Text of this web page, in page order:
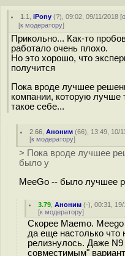
1.1 ,iPony (?), 09:02, 09/11/2018 [
[к модератору]
Прикольно... Как-то
работало очень плохо.
Но это хорошо, что
получится
Пока вроде лучшее
компании, которую лучше
такое себе...
2.66 ,Аноним (66), 13:49, 10/
[к модератору]
> Пока вроде лучшее
было у
MeeGo -- было лучшее
3.79 ,Аноним (-), 00:31, 19/
[к модератору]
Скорее Maemo. Meego
да еще настолько что
релизнулось. Даже
совместимым"